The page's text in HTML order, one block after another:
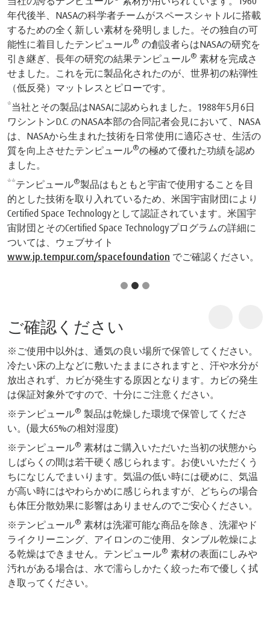
年代後半、NASAの科学者チームがスペースシャトルに搭載
するための全く新しい素材を発明しました。その独自の可
能性に着目したテンピュール® の創設者らはNASAの研究を
引き継ぎ、長年の研究の結果テンピュール® 素材を完成さ
せました。これを元に製品化されたのが、世界初の粘弾性
（低反発）マットレスとピローです。
*当社とその製品はNASAに認められました。1988年5月6日
ワシントンD.C. のNASA本部の合同記者会見において、NASA
は、NASAから生まれた技術を日常使用に適応させ、生活の
質を向上させたテンピュール®️の極めて優れた功績を認め
ました。
**テンピュール®️製品はもともと宇宙で使用することを目
的とした技術を取り入れているため、米国宇宙財団により
Certified Space Technologyとして認証されています。米国宇
宙財団とそのCertified Space Technologyプログラムの詳細に
ついては、ウェブサイト
www.jp.tempur.com/spacefoundation でご確認ください。
ご確認ください
※ご使用中以外は、通気の良い場所で保管してください。
冷たい床の上などに敷いたままにされますと、汗や水分が
放出されず、カビが発生する原因となります。カビの発生
は保証対象外ですので、十分にご注意ください。
※テンピュール® 製品は乾燥した環境で保管してくださ
い。(最大65%の相対湿度)
※テンピュール® 素材はご購入いただいた当初の状態から
しばらくの間は若干硬く感じられます。お使いいただくう
ちになじんでまいります。気温の低い時には硬めに、気温
が高い時にはやわらかめに感じられますが、どちらの場合
も体圧分散効果に影響はありませんのでご安心ください。
※テンピュール® 素材は洗濯可能な商品を除き、洗濯やド
ライクリーニング、アイロンのご使用、タンブル乾燥によ
る乾燥はできません。テンピュール® 素材の表面にしみや
汚れがある場合は、水で濡らしかたく絞った布で優しく拭
き取ってください。